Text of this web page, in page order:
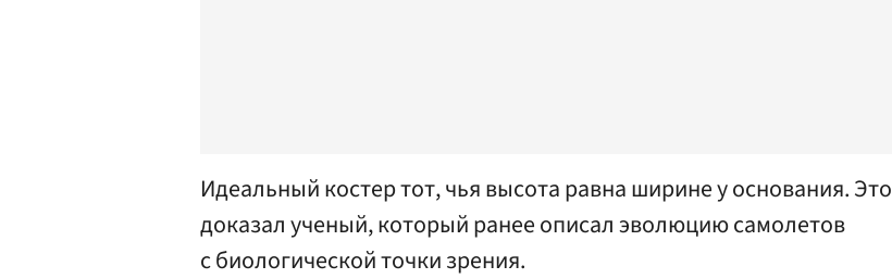
Идеальный костер тот, чья высота равна ширине у основания. Это
доказал ученый, который ранее описал эволюцию самолетов
с биологической точки зрения.